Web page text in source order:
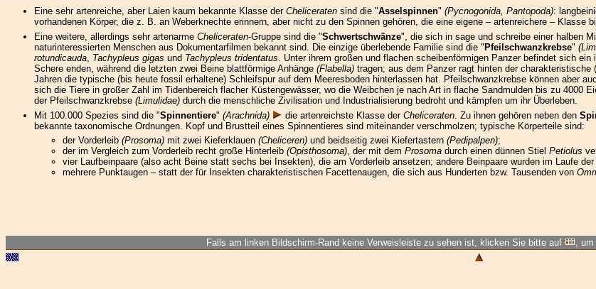
Eine sehr artenreiche, aber Laien kaum bekannte Klasse der Cheliceraten sind die "Asselspinnen" (Pycnogonida, Pantopoda):
vorhandenen Körper, die z. B. an Weberknechte erinnern, aber nicht zu den Spinnen gehören, die eine eigene – artenreichere – Klasse
Eine weitere, allerdings sehr artenarme Cheliceraten-Gruppe sind die "Schwertschwänze", die sich in sage und schreibe einer halben
naturinteressierten Menschen aus Dokumentarfilmen bekannt sind. Die einzige überlebende Familie sind die " Pfeilschwanzkrebse"
rotundicauda, Tachypleus gigas und Tachypleus tridentatus. Unter ihrem großen und flachen scheibenförmigen Panzer befindet sich
Schere enden, während die letzten zwei Beine blattförmige Anhänge (Flabella) tragen; aus dem Panzer ragt hinten der
Jahren die typische (bis heute fossil erhaltene) Schleifspur auf dem Meeresboden hinterlassen hat. Pfeilschwanzkrebse können aber
sich die Tiere in großer Zahl im Tidenbereich flacher Küstengewässer, wo die Weibchen je nach Art in flache Sandmulden bis zu 4000
der Pfeilschwanzkrebse (Limulidae) durch die menschliche Zivilisation und Industrialisierung bedroht und kämpfen um ihr Überleben.
Mit 100.000 Spezies sind die "Spinnentiere" (Arachnida) die artenreichste Klasse der Cheliceraten. Zu ihnen gehören neben den
bekannte taxonomische Ordnungen. Kopf und Brustteil eines Spinnentieres sind miteinander verschmolzen; typische Körperteile sind:
der Vorderleib (Prosoma) mit zwei Kieferklauen (Cheliceren) und beidseitig zwei Kiefertastern (Pedipalpen);
der im Vergleich zum Vorderleib recht große Hinterleib (Opisthosoma), der mit dem Prosoma durch einen dünnen Stiel Petiolus
vier Laufbeinpaare (also acht Beine statt sechs bei Insekten), die am Vorderleib ansetzen; andere Beinpaare wurden im Laufe
mehrere Punktaugen – statt der für Insekten charakteristischen Facettenaugen, die sich aus Hunderten bzw. Tausenden von
Falls am linken Bildschirm-Rand keine Verweisleiste zu sehen ist, klicken Sie bitte auf ,